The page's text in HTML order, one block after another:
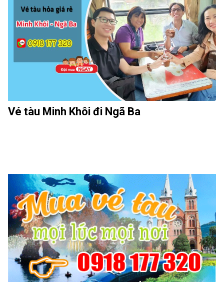
Vé tàu Minh Khôi đi Ngã Ba